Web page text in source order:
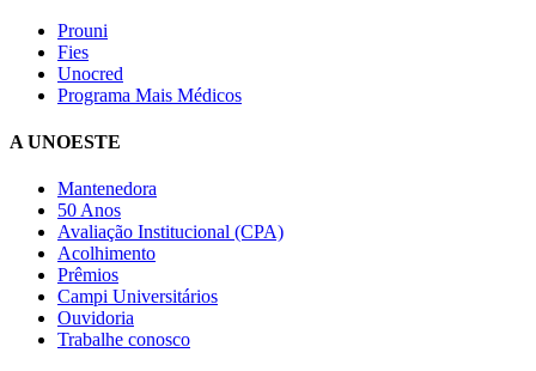
Prouni
Fies
Unocred
Programa Mais Médicos
A UNOESTE
Mantenedora
50 Anos
Avaliação Institucional (CPA)
Acolhimento
Prêmios
Campi Universitários
Ouvidoria
Trabalhe conosco